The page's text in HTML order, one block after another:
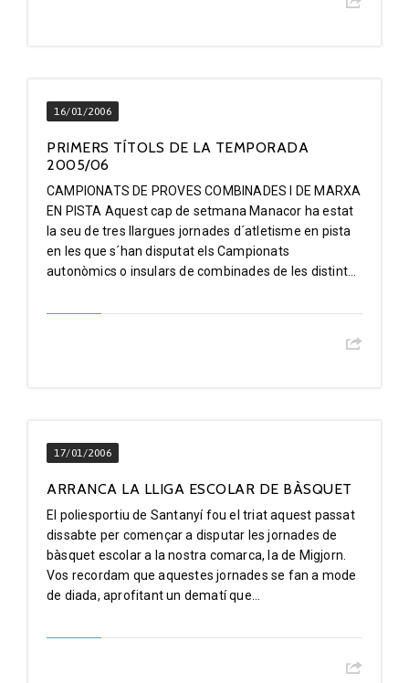
16/01/2006
PRIMERS TÍTOLS DE LA TEMPORADA
2005/06
CAMPIONATS DE PROVES COMBINADES I DE MARXA
EN PISTA Aquest cap de setmana Manacor ha estat
la seu de tres llargues jornades d´atletisme en pista
en les que s´han disputat els Campionats
autonòmics o insulars de combinades de les distint...
17/01/2006
ARRANCA LA LLIGA ESCOLAR DE BÀSQUET
El poliesportiu de Santanyí fou el triat aquest passat
dissabte per començar a disputar les jornades de
bàsquet escolar a la nostra comarca, la de Migjorn.
Vos recordam que aquestes jornades se fan a mode
de diada, aprofitant un dematí que...